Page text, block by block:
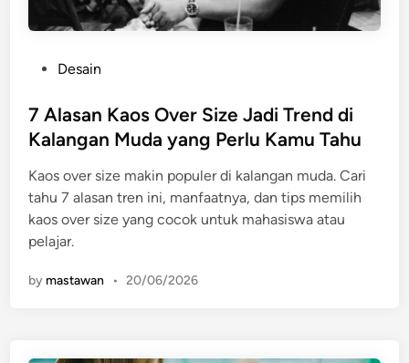
s
t
d
i
n
Desain
7 Alasan Kaos Over Size Jadi Trend di
Kalangan Muda yang Perlu Kamu Tahu
Kaos over size makin populer di kalangan muda. Cari
tahu 7 alasan tren ini, manfaatnya, dan tips memilih
kaos over size yang cocok untuk mahasiswa atau
pelajar.
by mastawan • 20/06/2026